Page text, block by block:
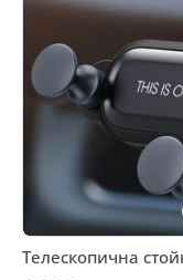
Телескопична